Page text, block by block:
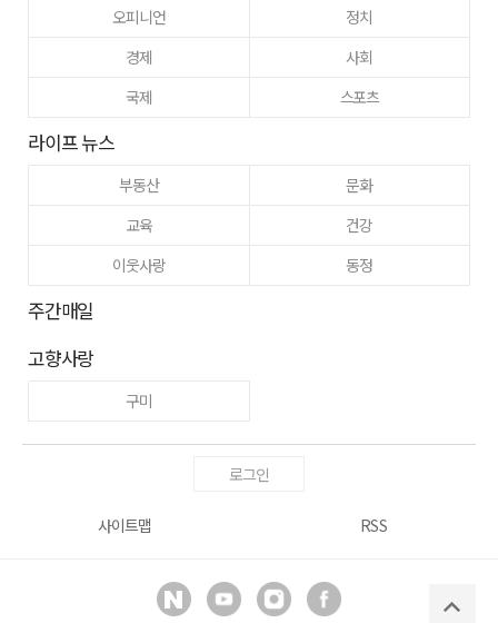
오피니언
정치
경제
사회
국제
스포츠
라이프 뉴스
부동산
문화
교육
건강
이웃사랑
동정
주간매일
고향사랑
구미
로그인
사이트맵 RSS